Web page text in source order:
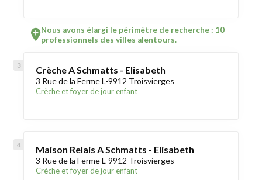
Nous avons élargi le périmètre de recherche : 10
professionnels des villes alentours.
Crèche A Schmatts - Elisabeth
3 Rue de la Ferme L-9912 Troisvierges
Crèche et foyer de jour enfant
Maison Relais A Schmatts - Elisabeth
3 Rue de la Ferme L-9912 Troisvierges
Crèche et foyer de jour enfant